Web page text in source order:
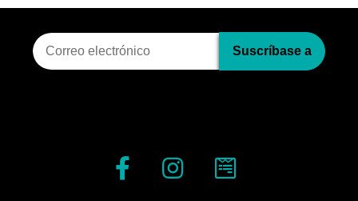
Suscripci?n al bolet?n
Suscríbase a